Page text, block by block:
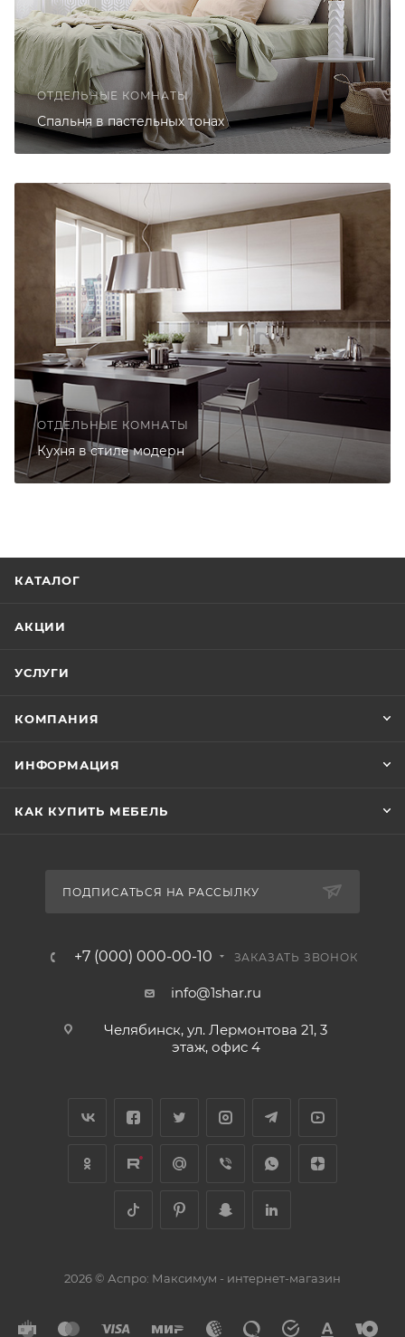
ОТДЕЛЬНЫЕ КОМНАТЫ
Спальня в пастельных тонах
ОТДЕЛЬНЫЕ КОМНАТЫ
Кухня в стиле модерн
КАТАЛОГ
АКЦИИ
УСЛУГИ
КОМПАНИЯ
ИНФОРМАЦИЯ
КАК КУПИТЬ МЕБЕЛЬ
ПОДПИСАТЬСЯ НА РАССЫЛКУ
+7 (000) 000-00-10 ЗАКАЗАТЬ ЗВОНОК
info@1shar.ru
Челябинск, ул. Лермонтова 21, 3
этаж, офис 4
2026 © Аспро: Максимум - интернет-магазин